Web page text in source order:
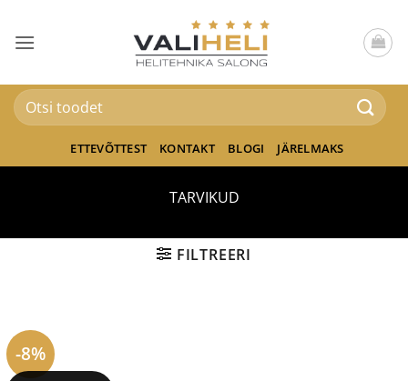
content
Otsi:
ETTEVÕTTEST KONTAKT BLOGI JÄRELMAKS
TARVIKUD
FILTREERI
-8%